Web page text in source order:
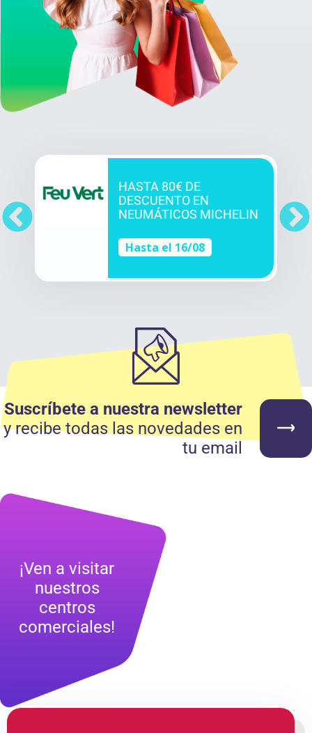
HASTA 80€ DE
DESCUENTO EN
NEUMÁTICOS MICHELIN
Hasta el 16/08
Suscríbete a nuestra newsletter
y recibe todas las novedades en
tu email
¡Ven a visitar
nuestros
centros
comerciales!